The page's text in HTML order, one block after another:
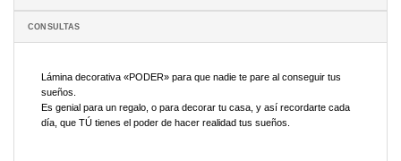
CONSULTAS
Lámina decorativa «PODER» para que nadie te pare al conseguir tus
sueños.
Es genial para un regalo, o para decorar tu casa, y así recordarte cada
día, que TÚ tienes el poder de hacer realidad tus sueños.